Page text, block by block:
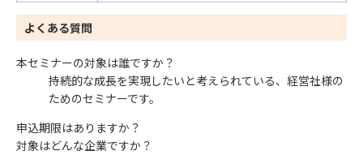
よくある質問
本セミナーの対象は誰ですか？
持続的な成長を実現したいと考えられている、経営社様の
ためのセミナーです。
申込期限はありますか？
対象はどんな企業ですか？